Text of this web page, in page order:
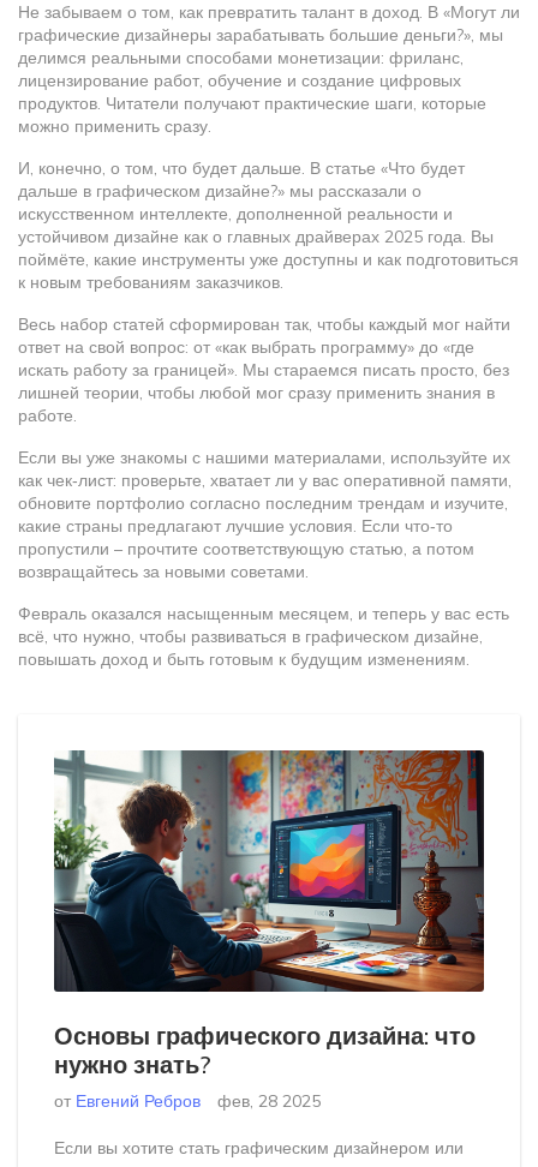
Не забываем о том, как превратить талант в доход. В «Могут ли
графические дизайнеры зарабатывать большие деньги?», мы
делимся реальными способами монетизации: фриланс,
лицензирование работ, обучение и создание цифровых
продуктов. Читатели получают практические шаги, которые
можно применить сразу.
И, конечно, о том, что будет дальше. В статье «Что будет
дальше в графическом дизайне?» мы рассказали о
искусственном интеллекте, дополненной реальности и
устойчивом дизайне как о главных драйверах 2025 года. Вы
поймёте, какие инструменты уже доступны и как подготовиться
к новым требованиям заказчиков.
Весь набор статей сформирован так, чтобы каждый мог найти
ответ на свой вопрос: от «как выбрать программу» до «где
искать работу за границей». Мы стараемся писать просто, без
лишней теории, чтобы любой мог сразу применить знания в
работе.
Если вы уже знакомы с нашими материалами, используйте их
как чек‑лист: проверьте, хватает ли у вас оперативной памяти,
обновите портфолио согласно последним трендам и изучите,
какие страны предлагают лучшие условия. Если что‑то
пропустили – прочтите соответствующую статью, а потом
возвращайтесь за новыми советами.
Февраль оказался насыщенным месяцем, и теперь у вас есть
всё, что нужно, чтобы развиваться в графическом дизайне,
повышать доход и быть готовым к будущим изменениям.
Основы графического дизайна: что
нужно знать?
от Евгений Ребров фев, 28 2025
Если вы хотите стать графическим дизайнером или